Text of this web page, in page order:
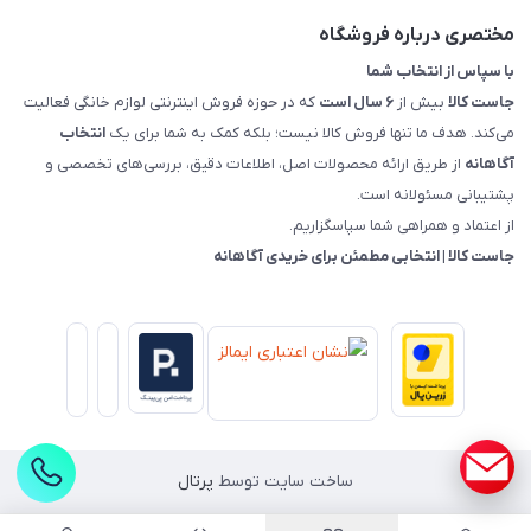
مختصری درباره فروشگاه
با سپاس از انتخاب شما
جاست کالا بیش از ۶ سال است
که در حوزه فروش اینترنتی لوازم خانگی فعالیت
می‌کند. هدف ما تنها فروش کالا نیست؛ بلکه کمک به شما برای یک انتخاب
آگاهانه از طریق ارائه محصولات اصل، اطلاعات دقیق، بررسی‌های تخصصی و
پشتیبانی مسئولانه است.
از اعتماد و همراهی شما سپاسگزاریم.
جاست کالا | انتخابی مطمئن برای خریدی آگاهانه
ساخت سایت توسط پرتال